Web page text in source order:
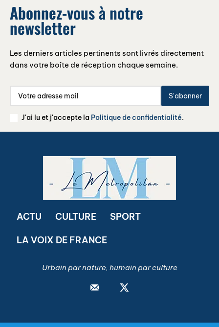
Abonnez-vous à notre
newsletter
Les derniers articles pertinents sont livrés directement
dans votre boîte de réception chaque semaine.
S'abonner
J'ai lu et j'accepte la Politique de confidentialité.
ACTU CULTURE SPORT
LA VOIX DE FRANCE
Urbain par nature, humain par culture